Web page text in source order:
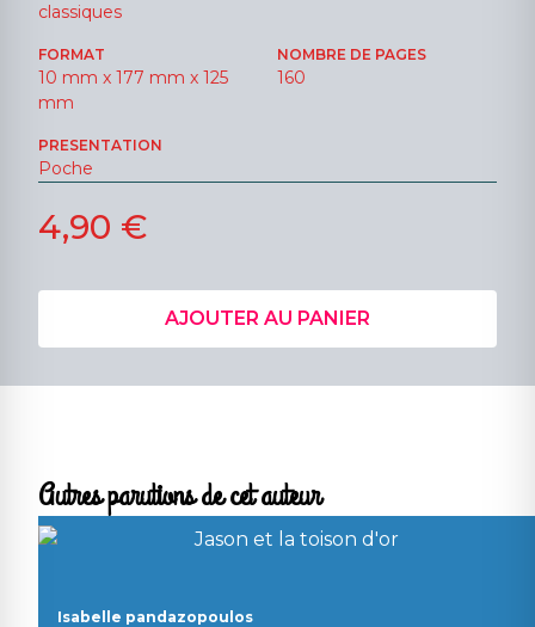
classiques
FORMAT
10 mm x 177 mm x 125
mm
NOMBRE DE PAGES
160
PRESENTATION
Poche
4,90 €
AJOUTER AU PANIER
Autres parutions de cet auteur
Isabelle pandazopoulos